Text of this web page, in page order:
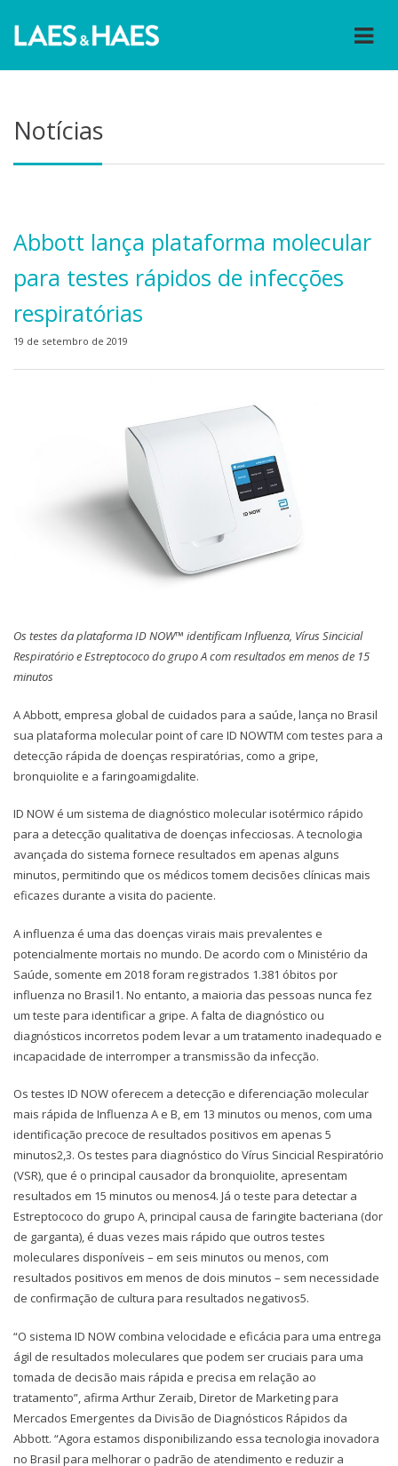
Notícias
Abbott lança plataforma molecular
para testes rápidos de infecções
respiratórias
19 de setembro de 2019
Os testes da plataforma ID NOW™ identificam Influenza, Vírus Sincicial
Respiratório e Estreptococo do grupo A com resultados em menos de 15
minutos
A Abbott, empresa global de cuidados para a saúde, lança no Brasil
sua plataforma molecular point of care ID NOWTM com testes para a
detecção rápida de doenças respiratórias, como a gripe,
bronquiolite e a faringoamigdalite.
ID NOW é um sistema de diagnóstico molecular isotérmico rápido
para a detecção qualitativa de doenças infecciosas. A tecnologia
avançada do sistema fornece resultados em apenas alguns
minutos, permitindo que os médicos tomem decisões clínicas mais
eficazes durante a visita do paciente.
A influenza é uma das doenças virais mais prevalentes e
potencialmente mortais no mundo. De acordo com o Ministério da
Saúde, somente em 2018 foram registrados 1.381 óbitos por
influenza no Brasil1. No entanto, a maioria das pessoas nunca fez
um teste para identificar a gripe. A falta de diagnóstico ou
diagnósticos incorretos podem levar a um tratamento inadequado e
incapacidade de interromper a transmissão da infecção.
Os testes ID NOW oferecem a detecção e diferenciação molecular
mais rápida de Influenza A e B, em 13 minutos ou menos, com uma
identificação precoce de resultados positivos em apenas 5
minutos2,3. Os testes para diagnóstico do Vírus Sincicial Respiratório
(VSR), que é o principal causador da bronquiolite, apresentam
resultados em 15 minutos ou menos4. Já o teste para detectar a
Estreptococo do grupo A, principal causa de faringite bacteriana (dor
de garganta), é duas vezes mais rápido que outros testes
moleculares disponíveis – em seis minutos ou menos, com
resultados positivos em menos de dois minutos – sem necessidade
de confirmação de cultura para resultados negativos5.
“O sistema ID NOW combina velocidade e eficácia para uma entrega
ágil de resultados moleculares que podem ser cruciais para uma
tomada de decisão mais rápida e precisa em relação ao
tratamento”, afirma Arthur Zeraib, Diretor de Marketing para
Mercados Emergentes da Divisão de Diagnósticos Rápidos da
Abbott. “Agora estamos disponibilizando essa tecnologia inovadora
no Brasil para melhorar o padrão de atendimento e reduzir a